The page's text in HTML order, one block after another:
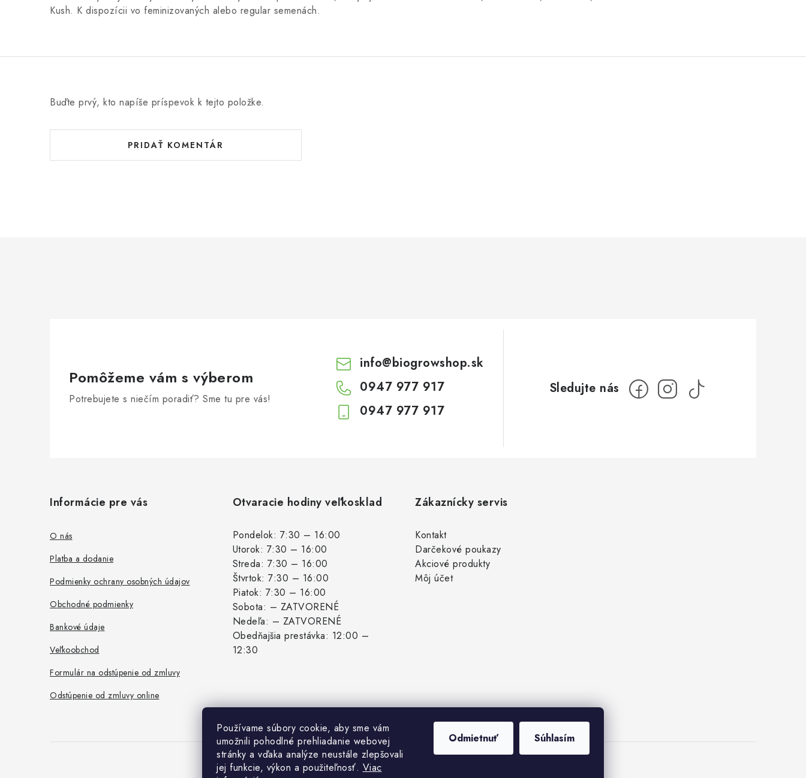
Používame súbory cookie, aby sme vám
umožnili pohodlné prehliadanie webovej
stránky a vďaka analýze neustále zlepšovali
jej funkcie, výkon a použiteľnosť. Viac
Odmietnuť Súhlasím
Kush. K dispozícii vo feminizovaných alebo regular semenách.
Buďte prvý, kto napíše príspevok k tejto položke.
PRIDAŤ KOMENTÁR
Pomôžeme vám s výberom
Potrebujete s niečím poradiť? Sme tu pre vás!
info@biogrowshop.sk
0947 977 917
0947 977 917
Informácie pre vás
O nás
Platba a dodanie
Podmienky ochrany osobných údajov
Obchodné podmienky
Bankové údaje
Veľkoobchod
Formulár na odstúpenie od zmluvy
Odstúpenie od zmluvy online
Otvaracie hodiny veľkosklad
Pondelok: 7:30 – 16:00
Utorok: 7:30 – 16:00
Streda: 7:30 – 16:00
Štvrtok: 7:30 – 16:00
Piatok: 7:30 – 16:00
Sobota: – ZATVORENÉ
Nedeľa: – ZATVORENÉ
Obedňajšia prestávka: 12:00 –
12:30
Zákaznícky servis
Kontakt
Darčekové poukazy
Akciové produkty
Môj účet
Copyright 2026Biogrowshop.sk. Všetky práva vyhradené.